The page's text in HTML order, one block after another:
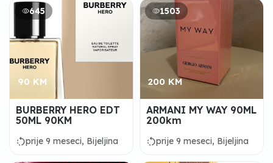
645
90 KM
BURBERRY HERO EDT
50ML 90KM
rotate_leftprije 9 meseci, Bijeljina
1503
200 KM
ARMANI MY WAY 90ML
200km
rotate_leftprije 9 meseci, Bijeljina